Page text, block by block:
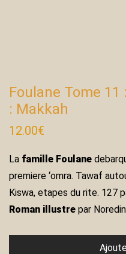
Foulane Tome 11
: Makkah
12.00€
La famille Foulane
premiere ‘omra. Tawaf
Kiswa, etapes du rite. 127
Roman illustre par